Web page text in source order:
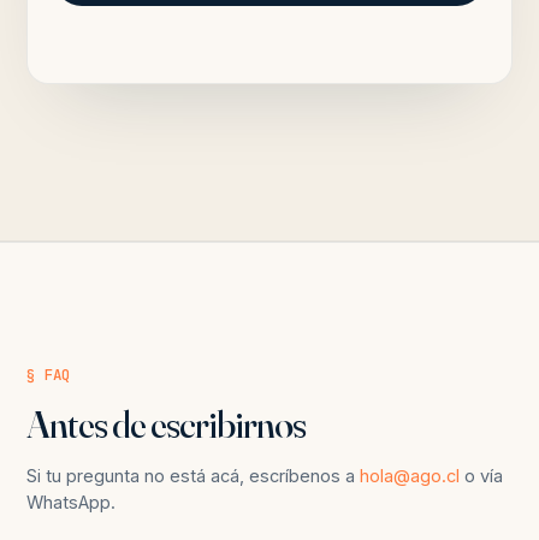
§ FAQ
Antes de escribirnos
Si tu pregunta no está acá, escríbenos ahola@ago.cl o vía
WhatsApp.